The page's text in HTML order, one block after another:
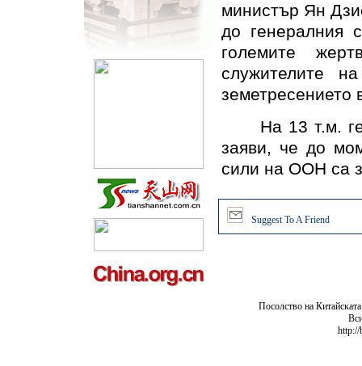
министър Ян
до
големите
служителите
земетресението
На 13 т.м.
заяви, че до
сили на ООН са
Suggest To A Friend
Посолство на
http://